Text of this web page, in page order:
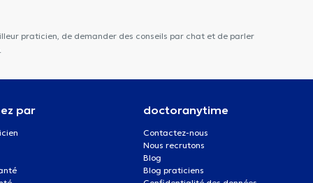
praticien, de demander des conseils par chat et de parler
par doctoranytime
Contactez-nous
Nous recrutons
Blog
Blog praticiens